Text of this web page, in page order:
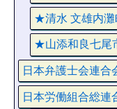
★清水 文雄内灘
★山添和良七尾
日本弁護士会連合
日本労働組合総連